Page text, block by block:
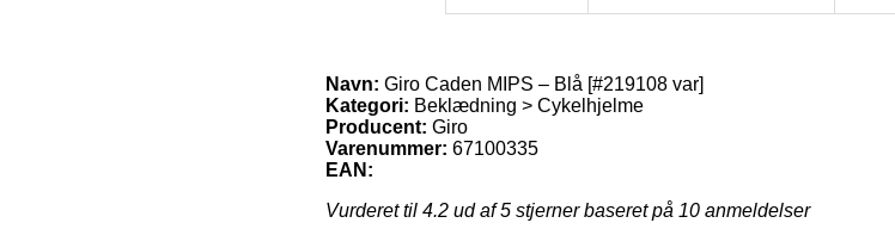
Navn: Giro Caden MIPS – Blå [#219108 var]
Kategori: Beklædning > Cykelhjelme
Producent: Giro
Varenummer: 67100335
EAN:
Vurderet til 4.2 ud af 5 stjerner baseret på 10 anmeldelser